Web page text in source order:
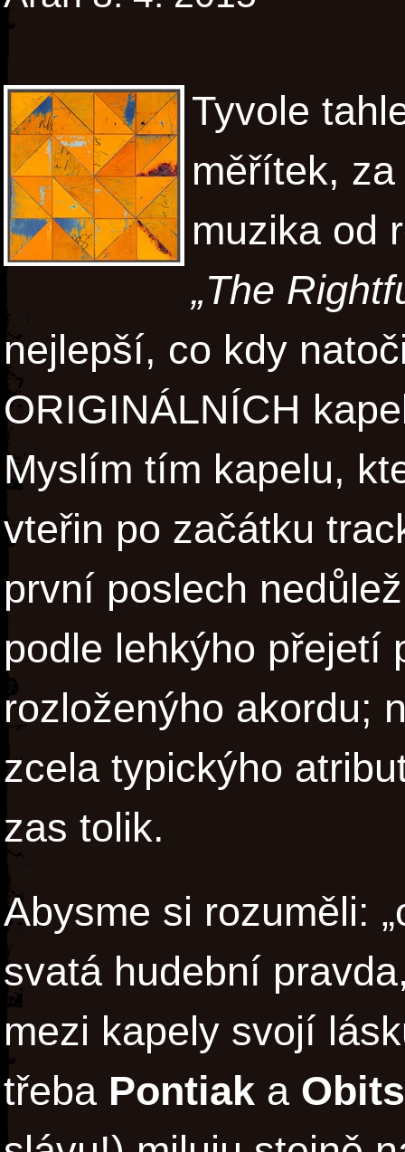
Tyvole
měřítek,
muzika od
„The
nejlepší, co kdy
ORIGINÁLNÍCH
Myslím tím kapelu,
vteřin po začátku
první poslech
podle lehkýho přejetí
rozloženýho akordu;
zcela typickýho
zas tolik.
Abysme si rozuměli:
svatá hudební
mezi kapely svojí
třeba Pontiak a Obits